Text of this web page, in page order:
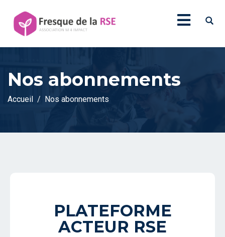
Nos abonnements
Accueil Nos abonnements
PLATEFORME
ACTEUR RSE